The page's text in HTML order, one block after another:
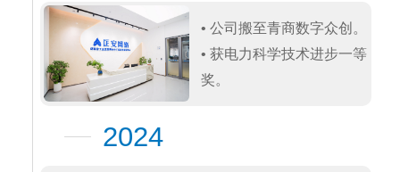
• 公司搬至青商数字众创。
• 获电力科学技术进步一等
奖。
2024